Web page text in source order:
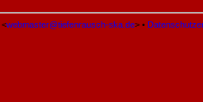
<webmaster@tiefenrausch-ska.de> •